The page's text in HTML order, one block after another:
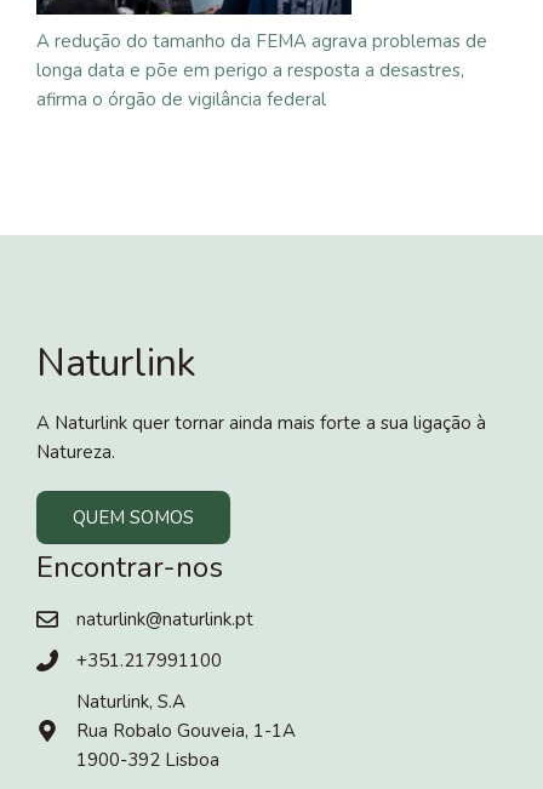
A redução do tamanho da FEMA agrava problemas de
longa data e põe em perigo a resposta a desastres,
afirma o órgão de vigilância federal
Naturlink
A Naturlink quer tornar ainda mais forte a sua ligação à
Natureza.
QUEM SOMOS
Encontrar-nos
naturlink@naturlink.pt
+351.217991100
Naturlink, S.A
Rua Robalo Gouveia, 1-1A
1900-392 Lisboa